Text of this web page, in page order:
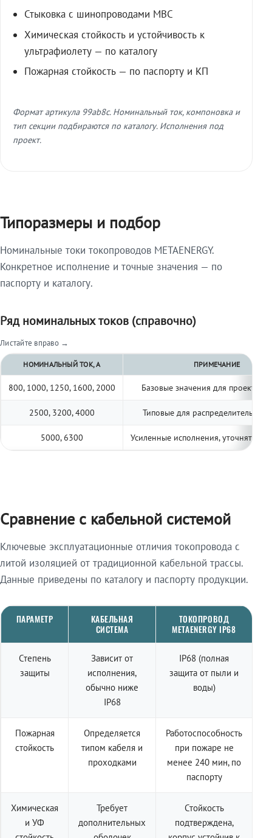
Стыковка с шинопроводами МВС
Химическая стойкость и устойчивость к
ультрафиолету — по каталогу
Пожарная стойкость — по паспорту и КП
Формат артикула 99ab8c. Номинальный ток, компоновка и
тип секции подбираются по каталогу. Исполнения под
проект.
Типоразмеры и подбор
Номинальные токи токопроводов METAENERGY.
Конкретное исполнение и точные значения — по
паспорту и каталогу.
Ряд номинальных токов (справочно)
Листайте вправо →
НОМИНАЛЬНЫЙ ТОК, А ПРИМЕЧАНИЕ
800, 1000, 1250, 1600, 2000 Базовые значения для
2500, 3200, 4000 Типовые для распределительных
5000, 6300 Усиленные исполнения, уточнять по
Сравнение с кабельной системой
Ключевые эксплуатационные отличия токопровода с
литой изоляцией от традиционной кабельной трассы.
Данные приведены по каталогу и паспорту продукции.
ПАРАМЕТР
КАБЕЛЬНАЯ
СИСТЕМА
ТОКОПРОВОД
METAENERGY IP68
Степень
защиты
Зависит от
исполнения,
обычно ниже
IP68
IP68 (полная
защита от пыли и
воды)
Пожарная
стойкость
Определяется
типом кабеля и
проходками
Работоспособность
при пожаре не
менее 240 мин, по
паспорту
Химическая
и УФ
Требует
дополнительных
Стойкость
подтверждена,